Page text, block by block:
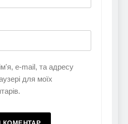
e-mail, та адресу
для моїх